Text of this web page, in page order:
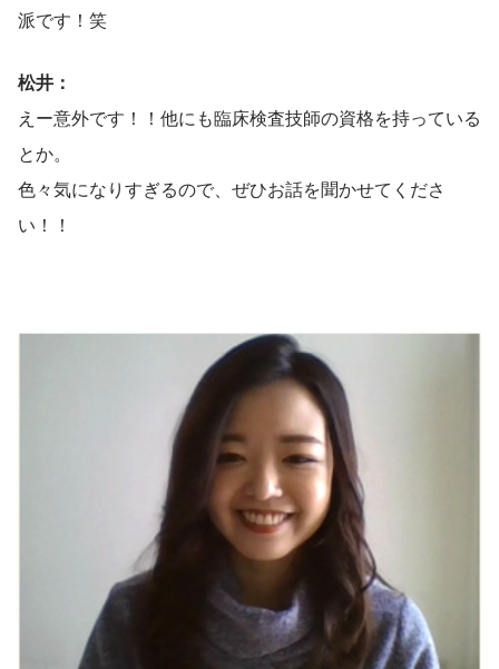
派です！笑
松井：
えー意外です！！他にも臨床検査技師の資格を持っている
とか。
色々気になりすぎるので、ぜひお話を聞かせてくださ
い！！